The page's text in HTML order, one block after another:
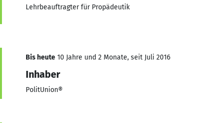
Lehrbeauftragter für Propädeutik
Bis heute 10 Jahre und 2 Monate, seit Juli 2016
Inhaber
PolitUnion®